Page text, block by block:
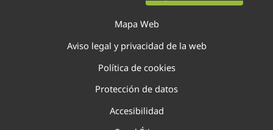
Mapa Web
Aviso legal y privacidad de la web
Política de cookies
Protección de datos
Accesibilidad